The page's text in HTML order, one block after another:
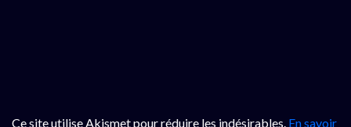
Ce site utilise Akismet pour réduire les indésirables. En savoir